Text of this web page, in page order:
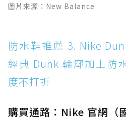
圖片來源：New Balance
防水鞋推薦 3. Nike
經典 Dunk 輪廓加上防
度不打折
購買通路：Nike 官網（